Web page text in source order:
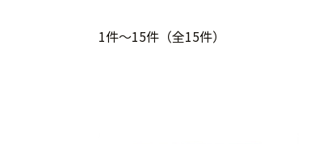
1件～15件（全15件）